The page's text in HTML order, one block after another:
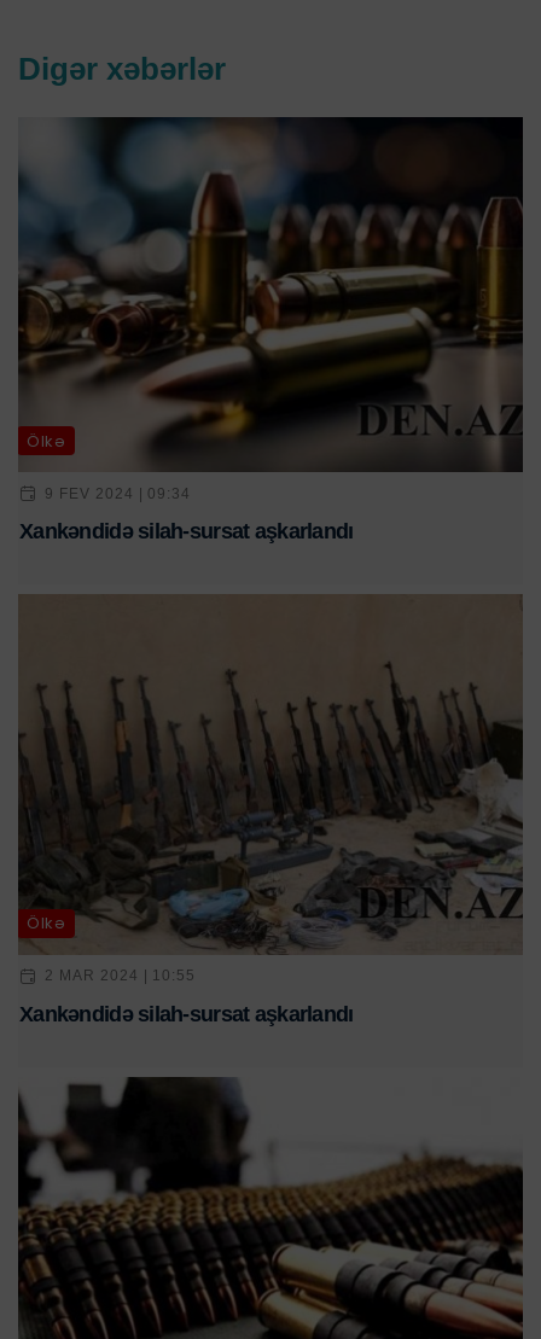
Digər xəbərlər
Ölkə
9 FEV 2024 | 09:34
Xankəndidə silah-sursat aşkarlandı
Ölkə
2 MAR 2024 | 10:55
Xankəndidə silah-sursat aşkarlandı